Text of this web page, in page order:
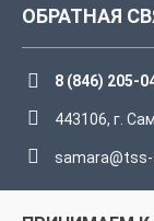
ОБРАТНАЯ
8 (846) 205-
443106, г.